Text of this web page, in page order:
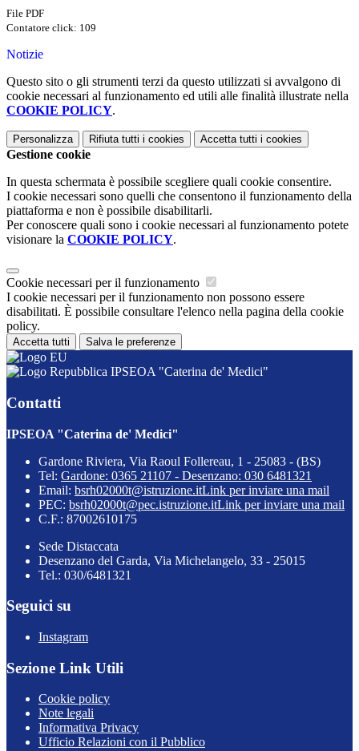
File PDF
Contatore click: 109
Notizie
Questo sito o gli strumenti terzi da questo utilizzati si avvalgono di
cookie necessari al funzionamento ed utili alle finalità illustrate nella
COOKIE POLICY.
Personalizza Rifiuta tutti i cookies Accetta tutti i cookies
Gestione cookie
In questa schermata è possibile scegliere quali cookie consentire.
I cookie necessari sono quelli che consentono il funzionamento della
piattaforma e non è possibile disabilitarli.
Per conoscere quali sono i cookie necessari al funzionamento potete
visionare la COOKIE POLICY.
Cookie necessari per il funzionamento
I cookie necessari per il funzionamento non possono essere
disabilitati. È possibile consultare l'elenco nella pagina della cookie
policy.
Accetta tutti Salva le preferenze
IPSEOA "Caterina de' Medici"
Contatti
IPSEOA "Caterina de' Medici"
Gardone Riviera, Via Raoul Follereau, 1 - 25083 - (BS)
Tel: Gardone: 0365 21107 - Desenzano: 030 6481321
Email: bsrh02000t@istruzione.itLink per inviare una mail
PEC: bsrh02000t@pec.istruzione.itLink per inviare una mail
C.F.: 87002610175
Sede Distaccata
Desenzano del Garda, Via Michelangelo, 33 - 25015
Tel.: 030/6481321
Seguici su
Instagram
Sezione Link Utili
Cookie policy
Note legali
Informativa Privacy
Ufficio Relazioni con il Pubblico